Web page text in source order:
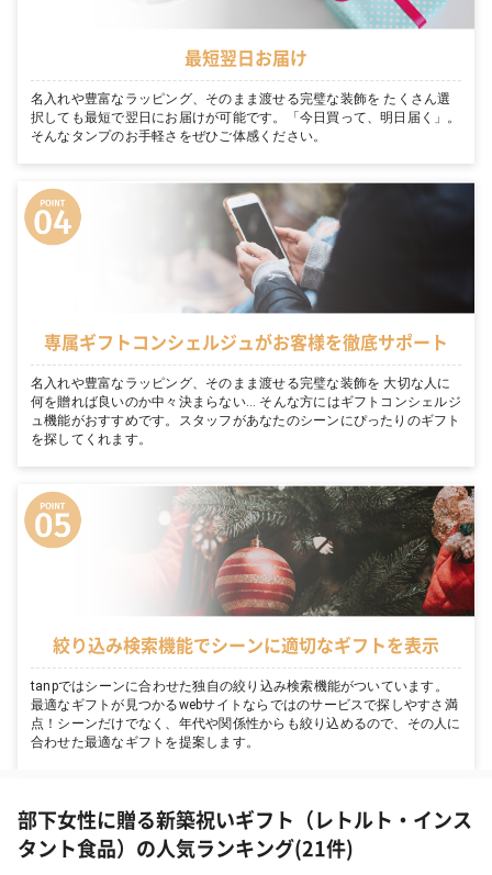
最短翌日お届け
名入れや豊富なラッピング、そのまま渡せる完璧な装飾を たくさん選
択しても最短で翌日にお届けが可能です。「今日買って、明日届く」。
そんなタンプのお手軽さをぜひご体感ください。
専属ギフトコンシェルジュがお客様を徹底サポート
名入れや豊富なラッピング、そのまま渡せる完璧な装飾を 大切な人に
何を贈れば良いのか中々決まらない… そんな方にはギフトコンシェルジ
ュ機能がおすすめです。スタッフがあなたのシーンにぴったりのギフト
を探してくれます。
絞り込み検索機能でシーンに適切なギフトを表示
tanpではシーンに合わせた独自の絞り込み検索機能がついています。
最適なギフトが見つかるwebサイトならではのサービスで探しやすさ満
点！シーンだけでなく、年代や関係性からも絞り込めるので、その人に
合わせた最適なギフトを提案します。
部下女性に贈る新築祝いギフト（レトルト・インス
タント食品）の人気ランキング(21件)